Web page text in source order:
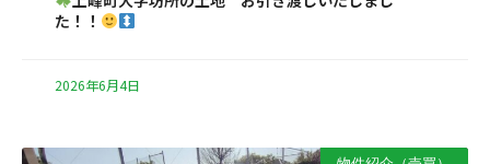
た！！
2026年6月4日